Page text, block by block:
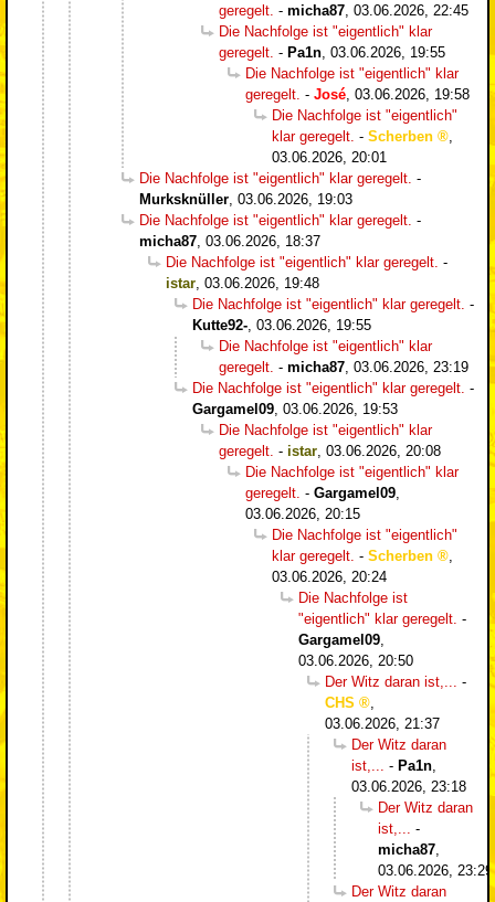
geregelt. - micha87 03.06.2026, 22:45
Die Nachfolge ist "eigentlich" klar
geregelt. - Pa1n 03.06.2026, 19:55
Die Nachfolge ist "eigentlich" klar
geregelt. - José 03.06.2026, 19:58
Die Nachfolge ist "eigentlich"
klar geregelt. - Scherben
03.06.2026, 20:01
Die Nachfolge ist "eigentlich" klar geregelt. -
Murksknüller 03.06.2026, 19:03
Die Nachfolge ist "eigentlich" klar geregelt. -
micha87 03.06.2026, 18:37
Die Nachfolge ist "eigentlich" klar geregelt. -
istar 03.06.2026, 19:48
Die Nachfolge ist "eigentlich" klar geregelt. -
Kutte92- 03.06.2026, 19:55
Die Nachfolge ist "eigentlich" klar
geregelt. - micha87 03.06.2026, 23:19
Die Nachfolge ist "eigentlich" klar geregelt. -
Gargamel09 03.06.2026, 19:53
Die Nachfolge ist "eigentlich" klar
geregelt. - istar 03.06.2026, 20:08
Die Nachfolge ist "eigentlich" klar
geregelt. - Gargamel09
03.06.2026, 20:15
Die Nachfolge ist "eigentlich"
klar geregelt. - Scherben
03.06.2026, 20:24
Die Nachfolge ist
"eigentlich" klar geregelt. -
Gargamel09
03.06.2026, 20:50
Der Witz daran ist,...
-
CHS
03.06.2026, 21:37
Der Witz daran
ist,...
- Pa1n
03.06.2026, 23:18
Der Witz daran
ist,...
-
micha87
03.06.2026, 23:29
Der Witz daran